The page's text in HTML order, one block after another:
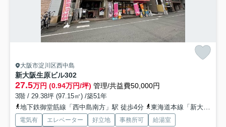
大阪市淀川区西中島
新大阪生原ビル302
27.5万円 (0.94万円/坪) 管理/共益費50,000円
3階 / 29.38坪 (97.15㎡) /築51年
地下鉄御堂筋線「西中島南方」駅 徒歩4分
東海道本線「新大阪」駅 徒歩14分
電気有 エレベーター 好立地 事務所可
給湯室